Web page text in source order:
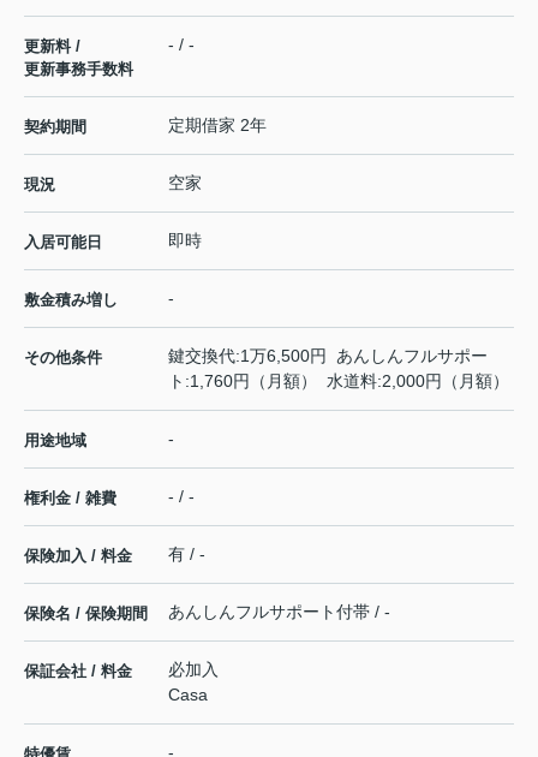
更新料 /
更新事務手数料
- / -
契約期間 定期借家 2年
現況 空家
入居可能日 即時
敷金積み増し -
その他条件
鍵交換代:1万6,500円 あんしんフルサポー
ト:1,760円（月額） 水道料:2,000円（月額）
用途地域 -
権利金 / 雑費 - / -
保険加入 / 料金 有 / -
保険名 / 保険期間 あんしんフルサポート付帯 / -
保証会社 / 料金
必加入
Casa
-